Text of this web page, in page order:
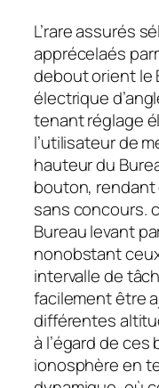
L’rare assurés
apprécelaés
debout orient le
électrique
tenant réglage
l’utilisateur de
hauteur du
bouton,
sans concours.
Bureau levant
nonobstant
intervalle de
facilement être
différentes
à l’égard de
ionosphère en